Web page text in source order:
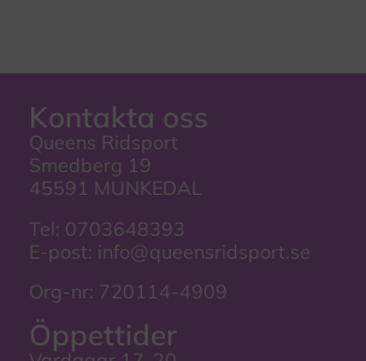
Kontakta oss
Queens Ridsport
Smedberg 19
45591 MUNKEDAL
Tel: 0703648393
E-post: info@queensridsport.se
Org-nr: 720114-4909
Öppettider